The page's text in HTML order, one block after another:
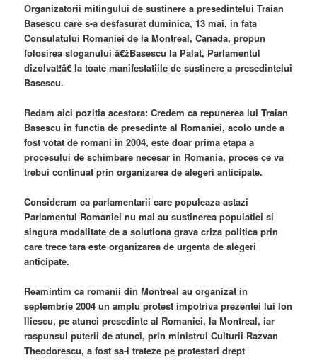
Organizatorii mitingului de sustinere a presedintelui Traian
Basescu care s-a desfasurat duminica, 13 mai, in fata
Consulatului Romaniei de la Montreal, Canada, propun
folosirea sloganului â€žBasescu la Palat, Parlamentul
dizolvat!â€ la toate manifestatiile de sustinere a presedintelui
Basescu.
Redam aici pozitia acestora: Credem ca repunerea lui Traian
Basescu in functia de presedinte al Romaniei, acolo unde a
fost votat de romani in 2004, este doar prima etapa a
procesului de schimbare necesar in Romania, proces ce va
trebui continuat prin organizarea de alegeri anticipate.
Consideram ca parlamentarii care populeaza astazi
Parlamentul Romaniei nu mai au sustinerea populatiei si
singura modalitate de a solutiona grava criza politica prin
care trece tara este organizarea de urgenta de alegeri
anticipate.
Reamintim ca romanii din Montreal au organizat in
septembrie 2004 un amplu protest impotriva prezentei lui Ion
Iliescu, pe atunci presedinte al Romaniei, la Montreal, iar
raspunsul puterii de atunci, prin ministrul Culturii Razvan
Theodorescu, a fost sa-i trateze pe protestari drept